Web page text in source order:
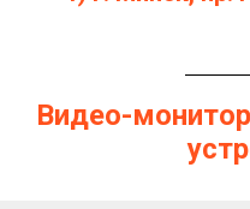
Видео-